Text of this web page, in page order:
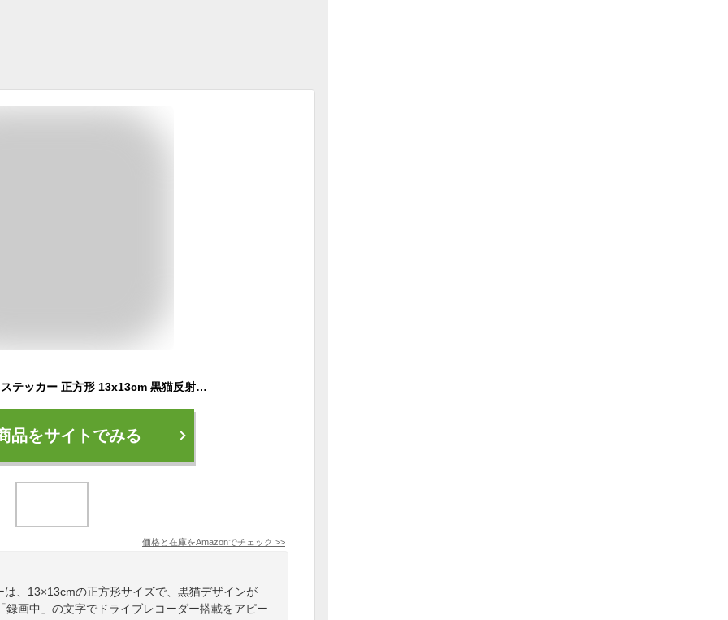
Decoyocar ドラレコ ステッカー 正方形 13x13cm 黒猫反射ステッカー 録画中 シール ドライブレコーダー 搭載車両 あおり運転対策 安全運転 防水 耐候 2枚入
品をサイトでみる
価格と在庫をAmazonでチェック >>
、13×13cmの正方形サイズで、黒猫デザインが
録画中」の文字でドライブレコーダー搭載をアピー